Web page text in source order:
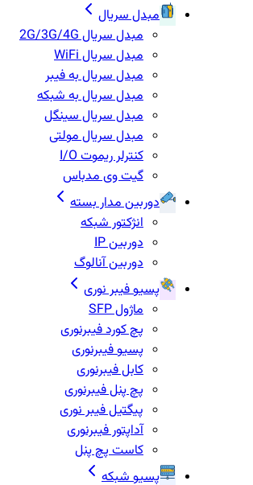
مبدل سریال
مبدل سریال 2G/3G/4G
مبدل سریال WiFi
مبدل سریال به فیبر
مبدل سریال به شبکه
مبدل سریال سینگل
مبدل سریال مولتی
کنترلر ریموت I/O
گیت وی مدباس
دوربین مدار بسته
انژکتور شبکه
دوربین IP
دوربین آنالوگ
پسیو فیبر نوری
ماژول SFP
پچ کورد فیبرنوری
پسیو فیبرنوری
کابل فیبرنوری
پچ پنل فیبرنوری
پیگتیل فیبر نوری
آداپتور فیبرنوری
کاست پچ پنل
پسیو شبکه